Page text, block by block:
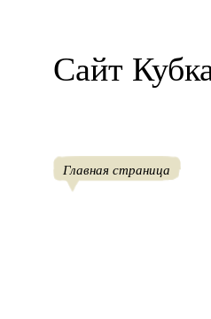
Сайт
Главная страница